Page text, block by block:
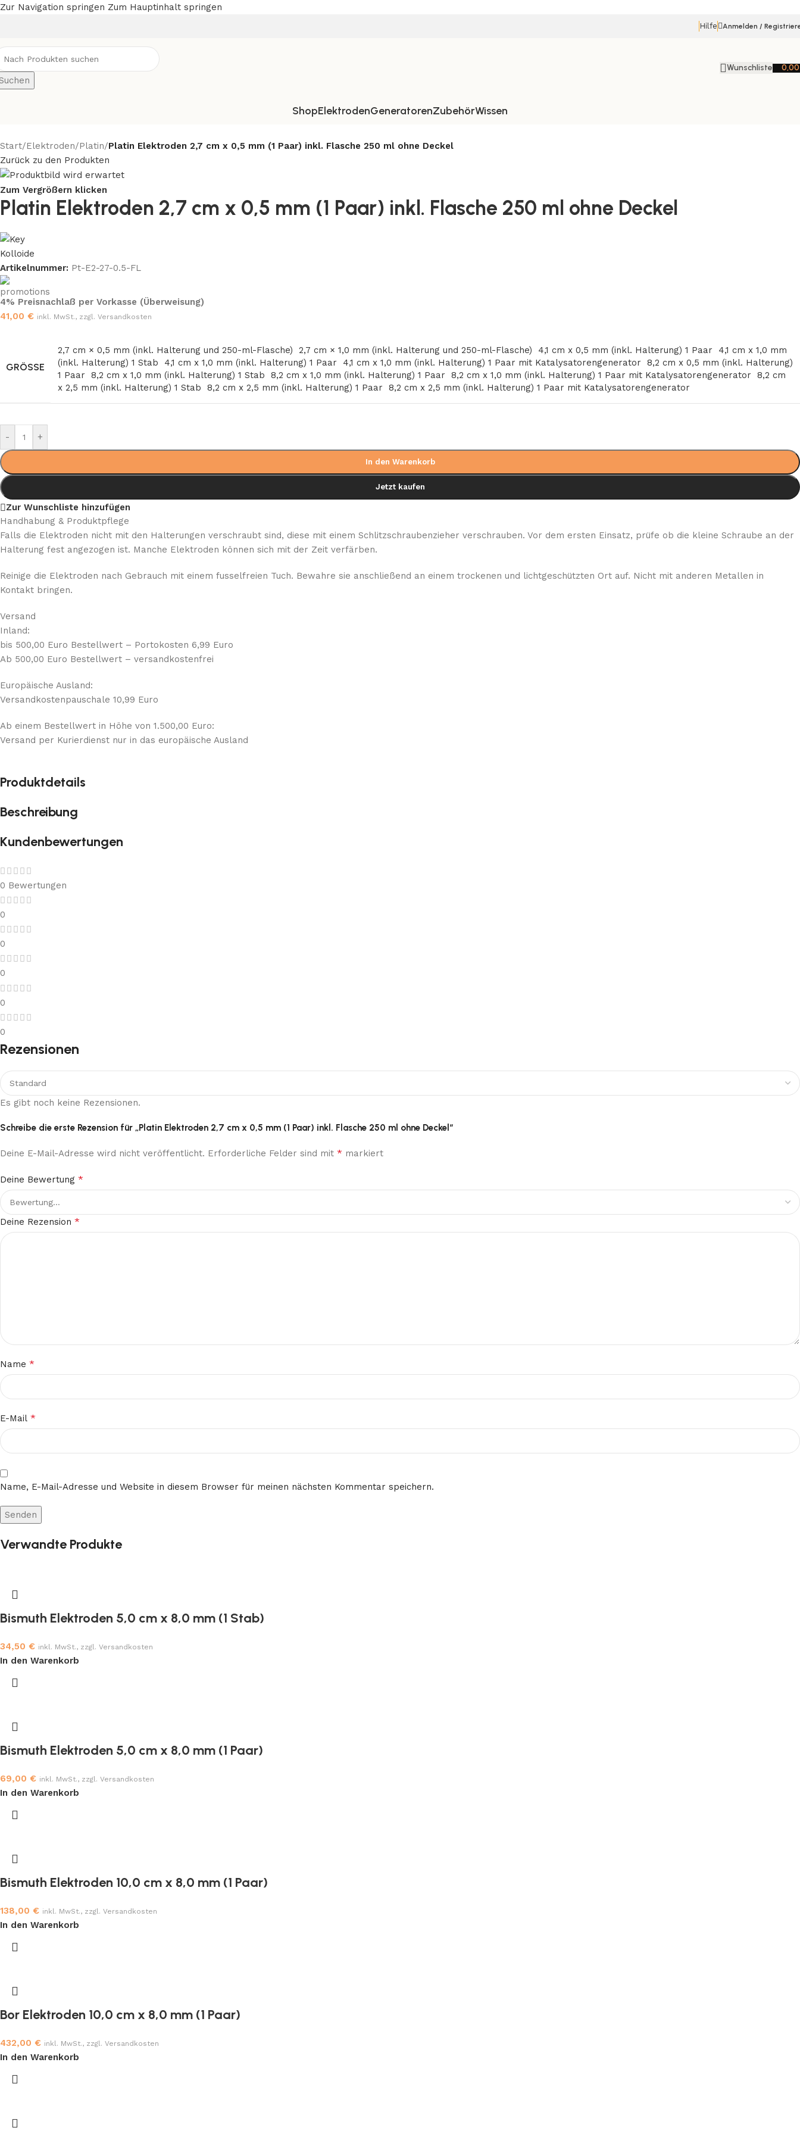
Zur Navigation springen Zum Hauptinhalt springen
Hilfe Anmelden /
Wunschliste
ShopElektrodenGeneratorenZubehörWissen
Start/Elektroden/Platin/Platin Elektroden 2,7 cm x 0,5 mm (1 Paar) inkl. Flasche 250 ml ohne Deckel
Zurück zu den Produkten
Zum Vergrößern klicken
Platin Elektroden 2,7 cm x 0,5 mm (1 Paar) inkl. Flasche 250 ml ohne Deckel
Artikelnummer: Pt-E2-27-0.5-FL
4% Preisnachlaß per Vorkasse (Überweisung)
41,00 € inkl. MwSt., zzgl. Versandkosten
GRÖSSE
2,7 cm × 0,5 mm (inkl. Halterung und 250-ml-Flasche) 2,7 cm × 1,0 mm (inkl. Halterung und 250-ml-Flasche) 4,1 cm x 0,5 mm (inkl. Halterung) 1 Paar
4,1 cm x 1,0 mm
(inkl. Halterung) 1 Stab
4,1 cm x 1,0 mm (inkl. Halterung) 1 Paar 4,1 cm x 1,0 mm (inkl. Halterung) 1 Paar mit Katalysatorengenerator
8,2 cm x 0,5 mm (inkl. Halterung)
1 Paar
8,2 cm x 1,0 mm (inkl. Halterung) 1 Stab 8,2 cm x 1,0 mm (inkl. Halterung) 1 Paar 8,2 cm x 1,0 mm (inkl. Halterung) 1 Paar mit Katalysatorengenerator
8,2 cm
x 2,5 mm (inkl. Halterung) 1 Stab
8,2 cm x 2,5 mm (inkl. Halterung) 1 Paar 8,2 cm x 2,5 mm (inkl. Halterung) 1 Paar mit Katalysatorengenerator
- +
In den Warenkorb
Jetzt kaufen
Zur Wunschliste hinzufügen
Handhabung & Produktpflege
Falls die Elektroden nicht mit den Halterungen verschraubt sind, diese mit einem Schlitzschraubenzieher verschrauben. Vor dem ersten Einsatz, prüfe ob die kleine Schraube an der
Halterung fest angezogen ist. Manche Elektroden können sich mit der Zeit verfärben.
Reinige die Elektroden nach Gebrauch mit einem fusselfreien Tuch. Bewahre sie anschließend an einem trockenen und lichtgeschützten Ort auf. Nicht mit anderen Metallen in
Kontakt bringen.
Versand
Inland:
bis 500,00 Euro Bestellwert – Portokosten 6,99 Euro
Ab 500,00 Euro Bestellwert – versandkostenfrei
Europäische Ausland:
Versandkostenpauschale 10,99 Euro
Ab einem Bestellwert in Höhe von 1.500,00 Euro:
Versand per Kurierdienst nur in das europäische Ausland
Produktdetails
Beschreibung
Kundenbewertungen
0 Bewertungen
0
0
0
0
0
Rezensionen
Es gibt noch keine Rezensionen.
Schreibe die erste Rezension für „Platin Elektroden 2,7 cm x 0,5 mm (1 Paar) inkl. Flasche 250 ml ohne Deckel“
Deine E-Mail-Adresse wird nicht veröffentlicht. Erforderliche Felder sind mit * markiert
Deine Bewertung *
Deine Rezension *
Name *
E-Mail *
Name, E-Mail-Adresse und Website in diesem Browser für meinen nächsten Kommentar speichern.
Verwandte Produkte
Bismuth Elektroden 5,0 cm x 8,0 mm (1 Stab)
34,50 € inkl. MwSt., zzgl. Versandkosten
In den Warenkorb
Bismuth Elektroden 5,0 cm x 8,0 mm (1 Paar)
69,00 € inkl. MwSt., zzgl. Versandkosten
In den Warenkorb
Bismuth Elektroden 10,0 cm x 8,0 mm (1 Paar)
138,00 € inkl. MwSt., zzgl. Versandkosten
In den Warenkorb
Bor Elektroden 10,0 cm x 8,0 mm (1 Paar)
432,00 € inkl. MwSt., zzgl. Versandkosten
In den Warenkorb